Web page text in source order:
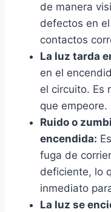
de manera
defectos en
contactos
La luz tarda
en el
el circuito. Es
que empeore.
Ruido o
encendida:
fuga de
deficiente, lo
inmediato
La luz se